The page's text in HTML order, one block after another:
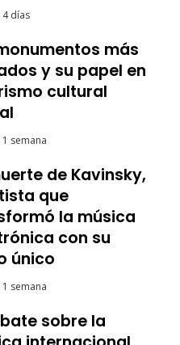
4 días
más
y su papel en
cultural
1 semana
de Kavinsky,
que
la música
con su
único
1 semana
sobre la